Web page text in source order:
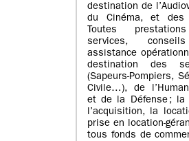
destination de
du Cinéma, et des
Toutes
services,
assistance
destination des
(Sapeurs-Pompiers,
Civile…), de
et de la Défense ; la
l’acquisition, la
prise en location-
tous fonds de